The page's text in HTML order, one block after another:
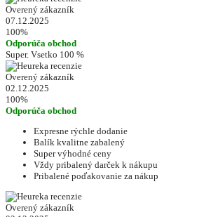
Overený zákazník
07.12.2025
100%
Odporúča obchod
Super. Vsetko 100 %
Overený zákazník
02.12.2025
100%
Odporúča obchod
Expresne rýchle dodanie
Balík kvalitne zabalený
Super výhodné ceny
Vždy pribalený darček k nákupu
Pribalené poďakovanie za nákup
Overený zákazník